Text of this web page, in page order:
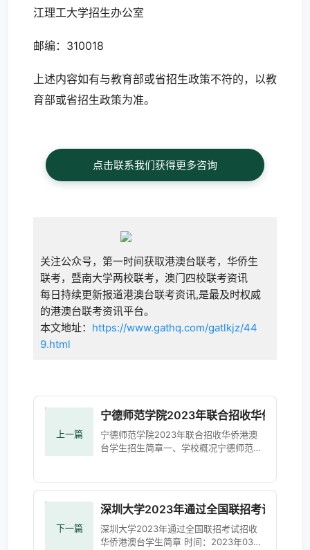
江理工大学招生办公室
邮编：310018
上述内容如有与教育部或省招生政策不符的，以教
育部或省招生政策为准。
点击联系我们获得更多咨询
关注公众号，第一时间获取港澳台联考，华侨生
联考，暨南大学两校联考，澳门四校联考资讯
每日持续更新报道港澳台联考资讯,是最及时权威
的港澳台联考资讯平台。
本文地址： https://www.gathq.com/gatlkjz/44
9.html
上一篇
宁德师范学院2023年联合招收华侨港澳台
宁德师范学院2023年联合招收华侨港澳
台学生招生简章一、学校概况宁德师范学
下一篇
深圳大学2023年通过全国联招考试招收
深圳大学2023年通过全国联招考试招收
华侨港澳台学生简章 时间：2023年03月